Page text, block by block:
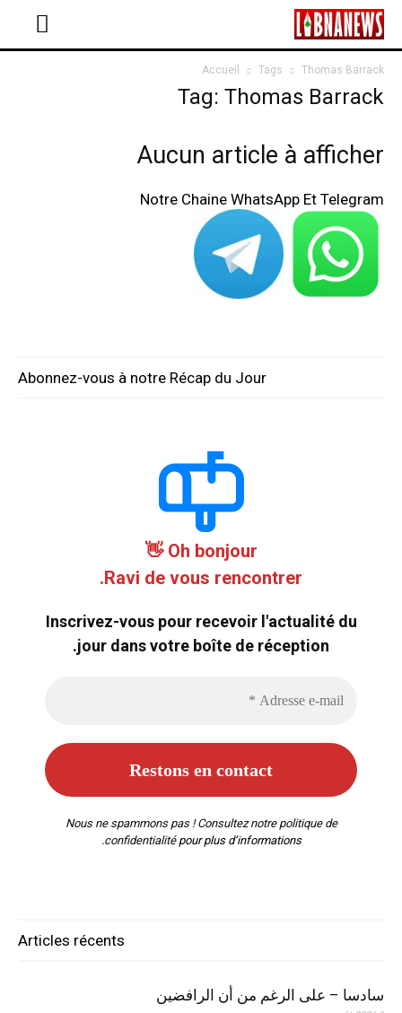
Accueil Tags Thomas Barrack
Tag: Thomas Barrack
Aucun article à afficher
Notre Chaine WhatsApp Et Telegram
Abonnez-vous à notre Récap du Jour
Oh bonjour 👋
Ravi de vous rencontrer.
Inscrivez-vous pour recevoir l'actualité du
jour dans votre boîte de réception.
Nous ne spammons pas ! Consultez notre politique de
confidentialitépour plus d’informations.
Articles récents
سادسا – على الرغم من أن الرافضين